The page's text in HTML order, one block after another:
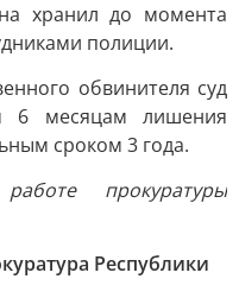
хранил до момента
полиции.
обвинителя суд
6 месяцам лишения
сроком 3 года.
прокуратуры
Республики